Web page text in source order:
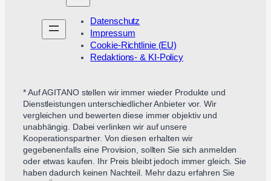
Datenschutz
Impressum
Cookie-Richtlinie (EU)
Redaktions- & KI-Policy
* Auf AGITANO stellen wir immer wieder Produkte und
Dienstleistungen unterschiedlicher Anbieter vor. Wir
vergleichen und bewerten diese immer objektiv und
unabhängig. Dabei verlinken wir auf unsere
Kooperationspartner. Von diesen erhalten wir
gegebenenfalls eine Provision, sollten Sie sich anmelden
oder etwas kaufen. Ihr Preis bleibt jedoch immer gleich. Sie
haben dadurch keinen Nachteil. Mehr dazu erfahren Sie